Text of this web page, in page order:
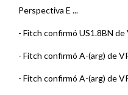
Perspectiva E ...
- Fitch confirmó US1.8BN de
- Fitch confirmó A-(arg) de
- Fitch confirmó A-(arg) de